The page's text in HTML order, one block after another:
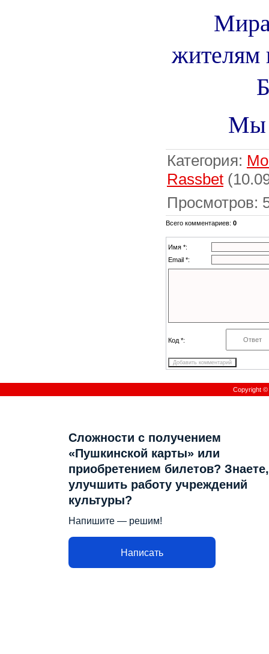
жителям
Мы
Категория:
Rassbet
Просмотров:
Всего комментариев: 0
Имя *:
Email *:
Код *:
Copyright
Сложности с получением
«Пушкинской карты» или
приобретением билетов?
улучшить работу учреждений
культуры?
Напишите — решим!
Написать